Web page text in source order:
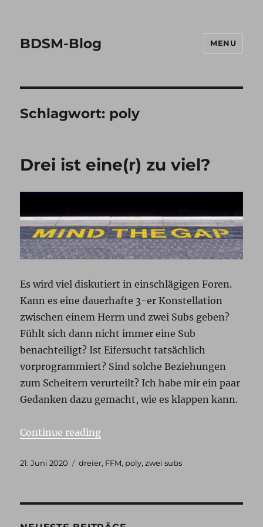
BDSM-Blog MENU
Schlagwort: poly
Drei ist eine(r) zu viel?
Es wird viel diskutiert in einschlägigen Foren.
Kann es eine dauerhafte 3-er Konstellation
zwischen einem Herrn und zwei Subs geben?
Fühlt sich dann nicht immer eine Sub
benachteiligt? Ist Eifersucht tatsächlich
vorprogrammiert? Sind solche Beziehungen
zum Scheitern verurteilt? Ich habe mir ein paar
Gedanken dazu gemacht, wie es klappen kann.
Continue reading„Drei ist eine(r) zu viel?“
Posted
21. Juni 2020 Tags
dreier, FFM, poly,zwei subs